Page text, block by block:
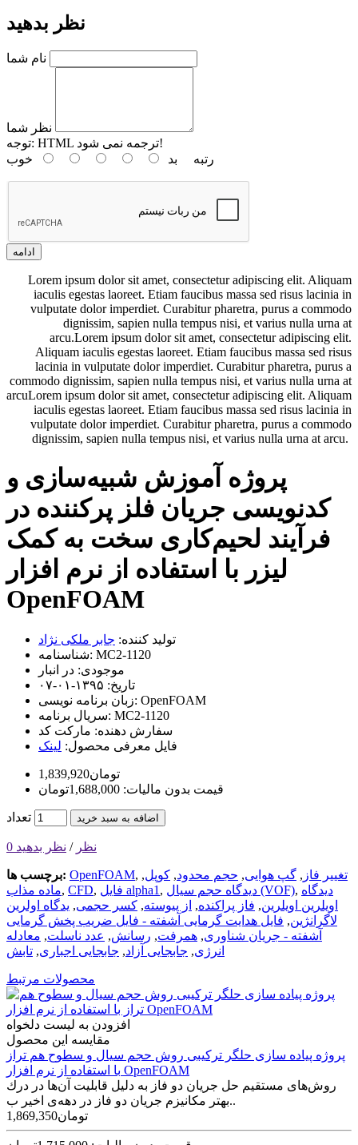
نظر بدهید
نام شما
نظر شما
توجه:
HTML ترجمه نمی شود!
رتبه بد خوب
ادامه
Lorem ipsum dolor sit amet, consectetur adipiscing elit. Aliquam
iaculis egestas laoreet. Etiam faucibus massa sed risus lacinia in
vulputate dolor imperdiet. Curabitur pharetra, purus a commodo
dignissim, sapien nulla tempus nisi, et varius nulla urna at
arcu.Lorem ipsum dolor sit amet, consectetur adipiscing elit.
Aliquam iaculis egestas laoreet. Etiam faucibus massa sed risus
lacinia in vulputate dolor imperdiet. Curabitur pharetra, purus a
commodo dignissim, sapien nulla tempus nisi, et varius nulla urna at
arcuLorem ipsum dolor sit amet, consectetur adipiscing elit. Aliquam
iaculis egestas laoreet. Etiam faucibus massa sed risus lacinia in
vulputate dolor imperdiet. Curabitur pharetra, purus a commodo
dignissim, sapien nulla tempus nisi, et varius nulla urna at arcu.
پروژه آموزش شبیه‌سازی و
کدنویسی جریان فلز پرکننده در
فرآیند لحیم‌کاری سخت به کمک
لیزر با استفاده از نرم افزار
OpenFOAM
تولید کننده: جابر ملکی نژاد
شناسنامه: MC2-1120
موجودی: در انبار
تاریخ: ۱۳۹۵-۰۱-۰۷
زبان برنامه نویسی: OpenFOAM
سریال برنامه: MC2-1120
سفارش دهنده: مارکت کد
فایل معرفی محصول: لینک
1,839,920تومان
قیمت بدون مالیات: 1,688,000تومان
تعداد اضافه به سبد خرید
0 نظر / نظر بدهید
برچسب ها: OpenFOAM, تغییر فاز , گپ هوایی, حجم محدود, کوپل,
ماده مذاب, CFD, فایل alpha1 , دیدگاه حجم سیال (VOF), دیدگاه
اویلرین اویلرین, فاز پراکنده, از پیوسته, کسر حجمی, یدگاه اولرین
لاگرانژین, فایل هدایت گرمایی آشفته - فایل ضریب پخش گرمایی
آشفته - جریان شناوری, همرفت, رسانش, عدد ناسلت, معادله
انرژی, جابجایی آزاد, جابجایی اجباری, تابش
محصولات مرتبط
افزودن به لیست دلخواه
مقایسه این محصول
پروژه پیاده سازی حلگر ترکیبی روش حجم سیال و سطوح هم تراز
با استفاده از نرم افزار OpenFOAM
روش‌های مستقيم حل جريان دو فاز به دليل قابليت آن‌ها در درك
بهتر مكانيزم جريان دو فاز در دهه‌ی اخير ب..
1,869,350تومان